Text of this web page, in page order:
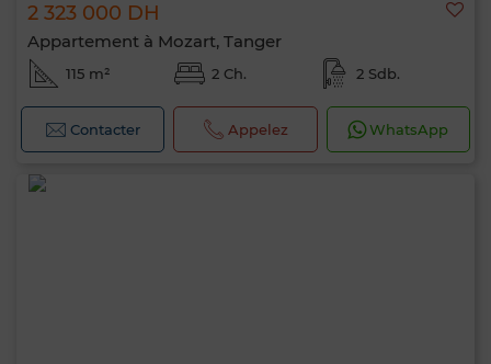
2 323 000 DH
Appartement à Mozart, Tanger
115 m² 2 Ch. 2 Sdb.
Contacter Appelez WhatsApp